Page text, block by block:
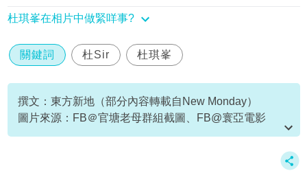
杜琪峯在相片中做緊咩事?
關鍵詞 杜Sir 杜琪峯
撰文：東方新地（部分內容轉載自New Monday）
圖片來源：FB＠官塘老母群組截圖、FB@寰亞電影
Media Asia Film